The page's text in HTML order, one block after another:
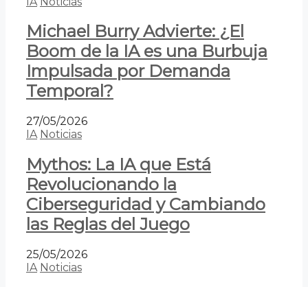
Michael Burry Advierte: ¿El
Boom de la IA es una Burbuja
Impulsada por Demanda
Temporal?
27/05/2026
IA Noticias
Mythos: La IA que Está
Revolucionando la
Ciberseguridad y Cambiando
las Reglas del Juego
25/05/2026
IA Noticias